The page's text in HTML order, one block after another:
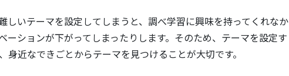
しいテーマを設定してしまうと、調べ学習に興味を持ってくれなか
ーションが下がってしまったりします。そのため、テーマを設定す
身近なできごとからテーマを見つけることが大切です。